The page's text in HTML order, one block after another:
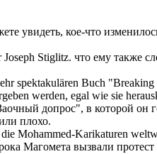
увидеть, кое-что
Stiglitz. что ему также
spektakulären Buch "Breaking
werden, egal wie sie
допрос", в которой он
плохо.
Mohammed-Karikaturen
Магомета вызвали